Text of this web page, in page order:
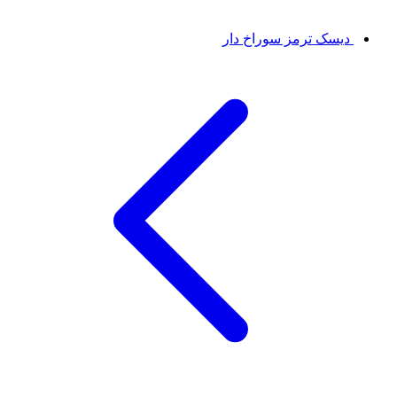
دیسک ترمز سوراخ دار